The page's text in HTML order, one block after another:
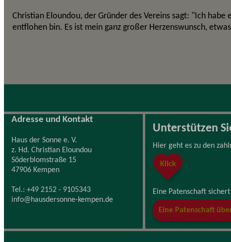
Christian Eloundou, der Gründer des Vereins sagt: "Ich
entflohen bin. Es ist mein ganz großer Herzenswunsch,
Adresse und Kontakt
Haus der Sonne e. V.
z. Hd. Christian Eloundou
Söderblomstraße 15
47906 Kempen
Tel.: +49 2152 - 9105343
info@hausdersonne-kempen.de
Unterstützen
Hier geht es zu den
Klick
Eine Patenschaft
Eine Patenschaft